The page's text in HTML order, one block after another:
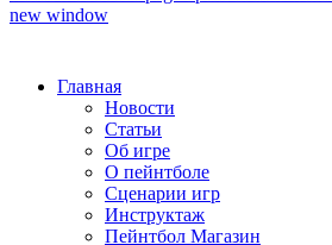
new window
Главная
Новости
Статьи
Об игре
О пейнтболе
Сценарии игр
Инструктаж
Пейнтбол Магазин